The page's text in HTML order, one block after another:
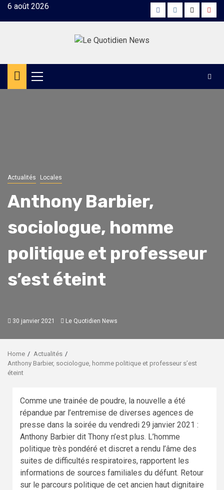
Skip6 août 2026 FacebookInstagram
Twitter
Primary
Menu
Actualités Locales
Anthony Barbier,
sociologue, homme
politique et professeur
s’est éteint
30 janvier 2021 Le Quotidien News
Home
Actualités
Anthony Barbier, sociologue, homme politique et professeur s’est
éteint
Comme une trainée de poudre, la nouvelle a été
répandue par l’entremise de diverses agences de
presse dans la soirée du vendredi 29 janvier 2021 :
Anthony Barbier dit Thony n’est plus. L’homme
politique très pondéré et discret a rendu l’âme des
suites de difficultés respiratoires, rapportent les
informations de sources familiales du défunt. Retour
sur le parcours politique de cet ancien haut dignitaire